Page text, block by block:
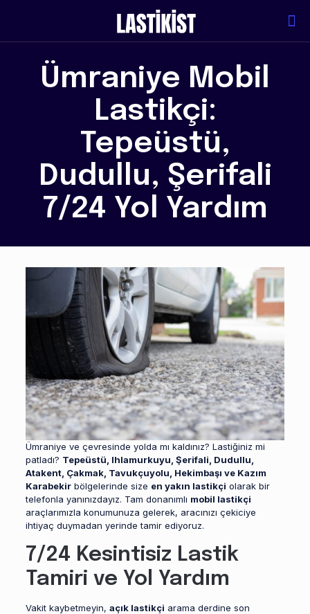
Ümraniye Mobil
Lastikçi:
Tepeüstü,
Dudullu, Şerifali
7/24 Yol Yardım
Ümraniye ve çevresinde yolda mı kaldınız? Lastiğiniz mi
patladı? Tepeüstü, Ihlamurkuyu, Şerifali, Dudullu,
Atakent, Çakmak, Tavukçuyolu, Hekimbaşı ve Kazım
Karabekirbölgelerinde size en yakın lastikçi olarak bir
telefonla yanınızdayız. Tam donanımlı mobil lastikçi
araçlarımızla konumunuza gelerek, aracınızı çekiciye
ihtiyaç duymadan yerinde tamir ediyoruz.
7/24 Kesintisiz Lastik
Tamiri ve Yol Yardım
Vakit kaybetmeyin, açık lastikçi arama derdine son